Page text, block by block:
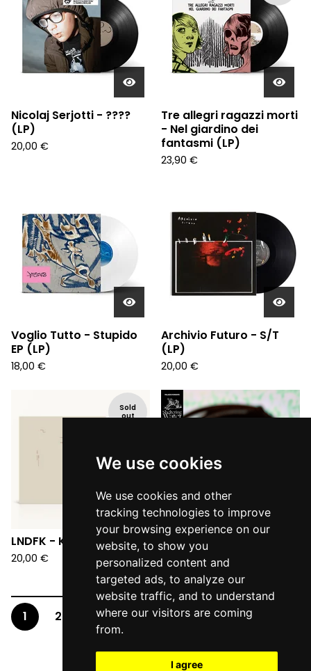
We use cookies
We use cookies and other
tracking technologies to improve
your browsing experience on our
website, to show you
personalized content and
targeted ads, to analyze our
website traffic, and to understand
where our visitors are coming
from.
I agree
Nicolaj Serjotti - ????
(LP)
20,00 €
Tre allegri ragazzi morti
- Nel giardino dei
fantasmi (LP)
23,90 €
Voglio Tutto - Stupido
EP (LP)
18,00 €
Archivio Futuro - S/T
(LP)
20,00 €
Sold
out
LNDFK - Kuni (LP)
20,00 €
Palazzi D'Oriente -
Sheltering Water (LP)
20,00
1 2